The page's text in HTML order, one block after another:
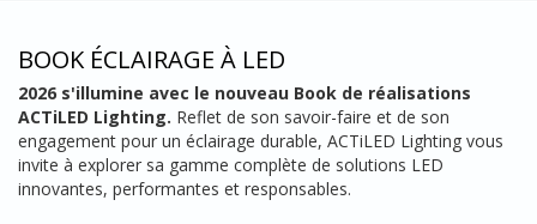
BOOK ÉCLAIRAGE À LED
2026 s'illumine avec le nouveau Book de réalisations
ACTiLED Lighting. Reflet de son savoir-faire et de son
engagement pour un éclairage durable, ACTiLED Lighting vous
invite à explorer sa gamme complète de solutions LED
innovantes, performantes et responsables.